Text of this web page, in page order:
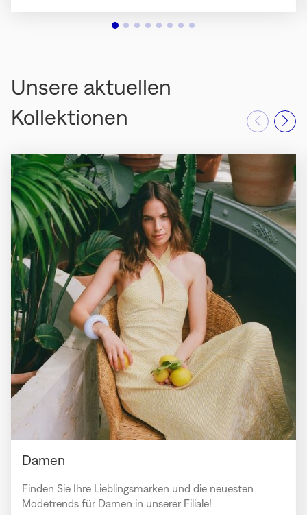
Unsere aktuellen
Kollektionen
Damen
Finden Sie Ihre Lieblingsmarken und die neuesten
Modetrends für Damen in unserer Filiale!